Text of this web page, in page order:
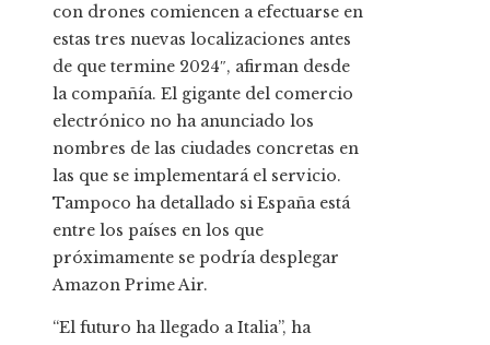
con drones comiencen a efectuarse en
estas tres nuevas localizaciones antes
de que termine 2024″, afirman desde
la compañía. El gigante del comercio
electrónico no ha anunciado los
nombres de las ciudades concretas en
las que se implementará el servicio.
Tampoco ha detallado si España está
entre los países en los que
próximamente se podría desplegar
Amazon Prime Air.
“El futuro ha llegado a Italia”, ha